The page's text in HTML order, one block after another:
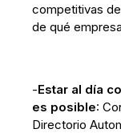
competitivas
de qué
-Estar al día
es posible:
Directorio